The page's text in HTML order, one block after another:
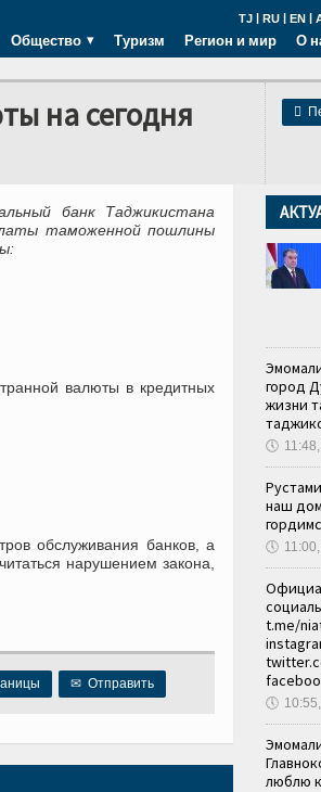
TJ | RU | EN |
Общество Туризм Регион и мир О

на сегодня
банк Таджикистана
таможенной пошлины
валюты в кредитных
обслуживания банков, а
нарушением закона,
✉ Отправить
город
жизни
🕔
наш
🕔
t.me/
🕔
люблю